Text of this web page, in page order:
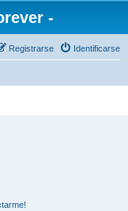
-
Identificarse
Registrarse